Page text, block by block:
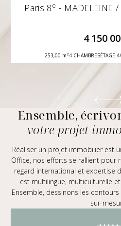
Paris 8e - MADELEINE
4 150
253,00 m²4 CHAMBRESÉTAGE
Ensemble,
votre projet
Réaliser un projet immobilier est
Office, nos efforts se rallient pour
regard international et expertise
est multilingue, multiculturelle
Ensemble, dessinons les
sur-